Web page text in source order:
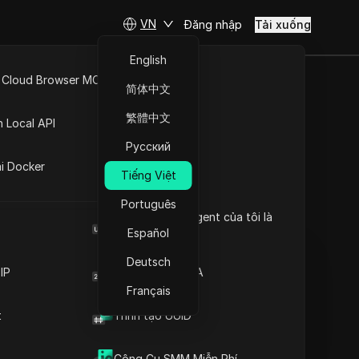
Browser User Agent của tôi là
Trình tạo mã 2FA
Trình tạo UUID
Browser MCP
Local API
Docker
VN
English
简体中文
繁體中文
Русский
Tiếng Việt
Português
Español
Deutsch
Français
Đăng nhập Tải xuống
năm
cách
Đặt câu hỏi
Mở trong ChatGPT
Đặt câu hỏi về trang này
Đặt câu hỏi về trang này